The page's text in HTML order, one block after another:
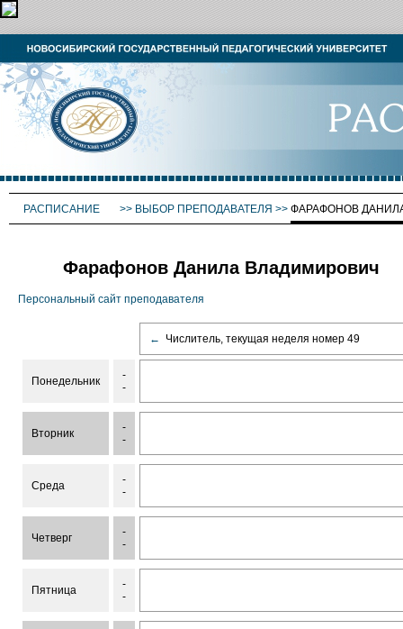
РАСПИСАНИЕ >> ВЫБОР ПРЕПОДАВАТЕЛЯ >> ФАРАФОНОВ
Фарафонов Данила Владимирович
Персональный сайт преподавателя
← Числитель, текущая неделя номер 49
Понедельник
-
-
Вторник
-
-
Среда
-
-
Четверг
-
-
Пятница
-
-